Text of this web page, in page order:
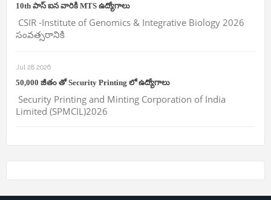
10th పాస్ ఐన వారికి MTS ఉద్యోగాలు
CSIR -Institute of Genomics & Integrative Biology 2026
సంవత్సరానికి
Jul 28 2026
50,000 జీతం తో Security Printing లో ఉద్యోగాలు
Security Printing and Minting Corporation of India
Limited (SPMCIL)2026